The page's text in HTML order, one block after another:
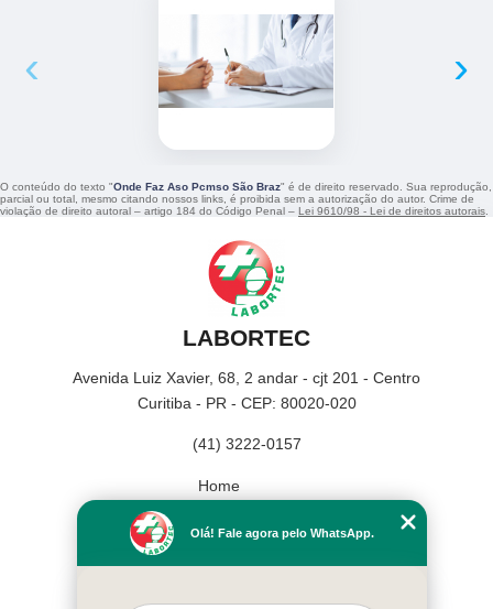
‹ ›
O conteúdo do texto "Onde Faz Aso Pcmso São Braz" é de direito reservado. Sua reprodução,
parcial ou total, mesmo citando nossos links, é proibida sem a autorização do autor. Crime de
violação de direito autoral – artigo 184 do Código Penal – Lei 9610/98 - Lei de direitos autorais
LABORTEC
Avenida Luiz Xavier, 68, 2 andar - cjt 201 - Centro
Curitiba - PR - CEP: 80020-020
(41) 3222-0157
Home
Missão
Olá! Fale agora pelo WhatsApp.